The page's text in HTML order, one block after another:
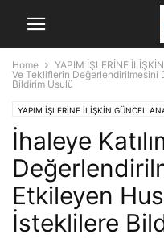
Home YAPIM İŞLERİNE
Ve Tekliflerin Değerlendirilmesini
Bildirim Usulü
YAPIM İŞLERİNE İLİŞKİN GÜNCEL
İhaleye
Etkileyen
İsteklilere